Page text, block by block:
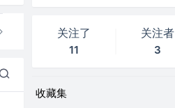
关注了
11
关注者
3
收藏集